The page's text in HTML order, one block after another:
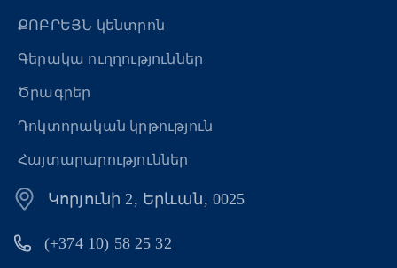
ՔՈԲՐԵՅՆ կենտրոն
Գերակա ուղղություններ
Ծրագրեր
Դոկտորական կրթություն
Հայտարարություններ
Կորյունի 2, Երևան, 0025
(+374 10) 58 25 32